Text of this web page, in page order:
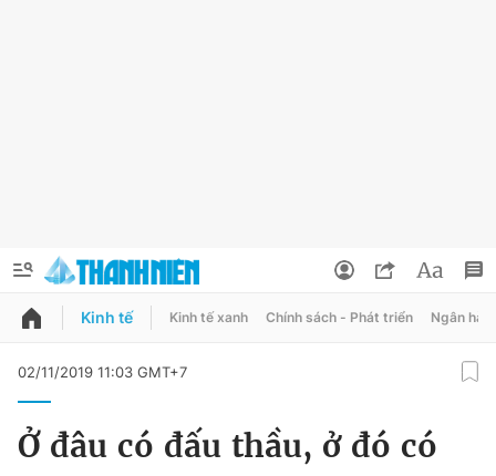
QUẢNG CÁO
Đổi mật khẩu
Kinh tế Kinh tế xanh Chính sách - Phát triển Ngân
02/11/2019 11:03 GMT+7
Ở đâu có đấu thầu, ở đó có